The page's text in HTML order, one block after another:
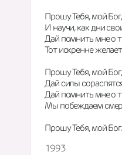
Прошу Тебя, мой
И научи, как дни
Дай помнить мне о
Тот искренне
Прошу Тебя, мой
Дай силы
Дай помнить мне о
Мы побеждаем
Прошу Тебя, мой
1993